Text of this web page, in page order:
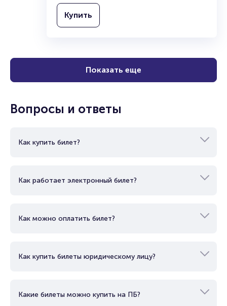
Купить
Показать еще
Вопросы и ответы
Как купить билет?
Как работает электронный билет?
Как можно оплатить билет?
Как купить билеты юридическому лицу?
Какие билеты можно купить на ПБ?